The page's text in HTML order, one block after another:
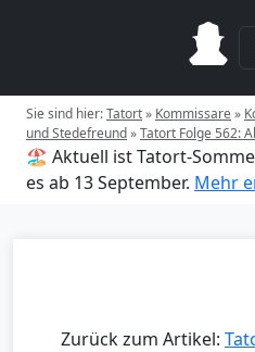
Sie sind hier:Tatort» Kommissare»
und Stedefreund»Tatort Folge 562:
🏖️ Aktuell ist Tatort-
es ab 13 September. Mehr
Zurück zum Artikel: